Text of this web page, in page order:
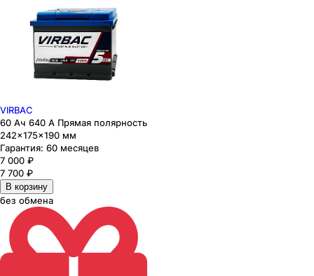
VIRBAC
60 Ач 640 А Прямая полярность
242×175×190 мм
Гарантия: 60 месяцев
7 000 ₽
7 700 ₽
В корзину
без обмена